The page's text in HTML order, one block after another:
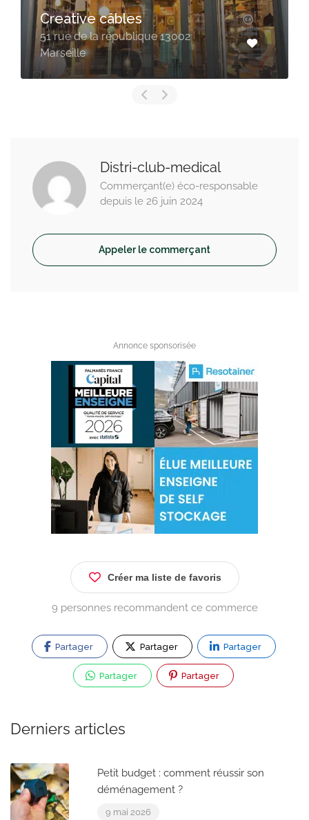
So’ Bio Cabriès
CHEMIN DE LA GRANDE
CAMPAGNE 13480 Cabriès
Distri-club-medical
Commerçant(e) éco-responsable
depuis le 26 juin 2024
Appeler le commerçant
Annonce sponsorisée
Créer ma liste de favoris
9 personnes recommandent ce commerce
Partager Partager Partager
Partager Partager
Derniers articles
Petit budget : comment réussir son
déménagement ?
9 mai 2026